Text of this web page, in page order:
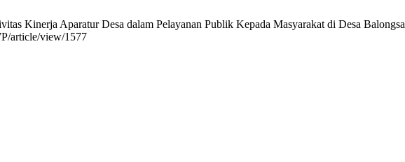
Kinerja Aparatur Desa dalam Pelayanan Publik Kepada Masyarakat di Desa
article/view/1577